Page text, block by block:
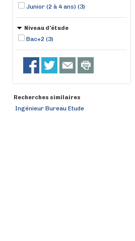
Junior (2 à 4 ans) (3)
Niveau d'étude
Bac+2 (3)
Recherches similaires
Ingénieur Bureau Etude